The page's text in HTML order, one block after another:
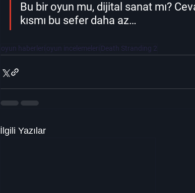
Bu bir oyun mu, dijital sanat mı?
kısmı bu sefer daha az…
oyun haberleri oyun incelemeleri Death Stranding 2
İlgili Yazılar